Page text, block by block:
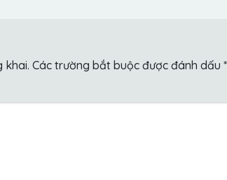
khai. Các trường bắt buộc được đánh dấu *